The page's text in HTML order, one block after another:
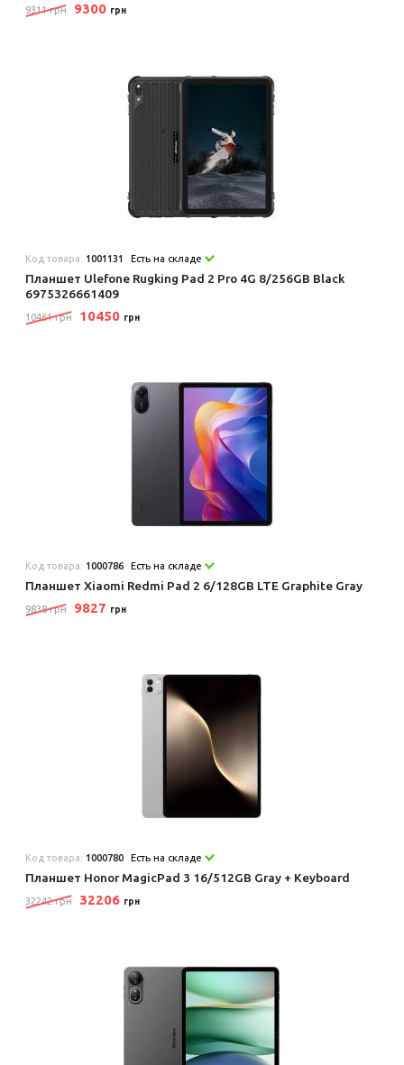
9311 грн 9300 грн
Код товара: 1001131 Есть на складе
Планшет Ulefone Rugking Pad 2 Pro 4G 8/256GB Black
6975326661409
10461 грн 10450 грн
Код товара: 1000786 Есть на складе
Планшет Xiaomi Redmi Pad 2 6/128GB LTE Graphite Gray
9838 грн 9827 грн
Код товара: 1000780 Есть на складе
Планшет Honor MagicPad 3 16/512GB Gray + Keyboard
32242 грн 32206 грн